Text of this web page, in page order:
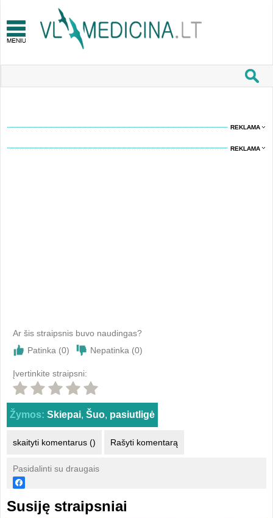
REKLAMA
REKLAMA
Ar šis straipsnis buvo naudingas?
Patinka (0) Nepatinka (0)
Įvertinkite straipsni:
Žymos: Skiepai, Šuo, pasiutligė
skaityti komentarus () Rašyti komentarą
Pasidalinti su draugais
Susiję straipsniai